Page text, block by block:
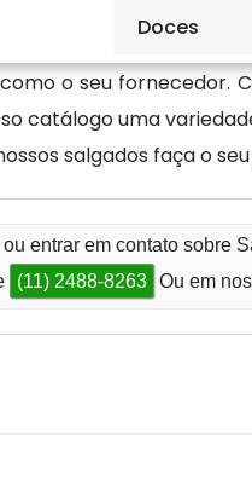
Doces
o seu fornecedor.
catálogo uma
salgados faça o
entrar em contato sobre
(11) 2488-8263 Ou em